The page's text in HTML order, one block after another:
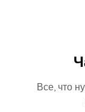
Все, что